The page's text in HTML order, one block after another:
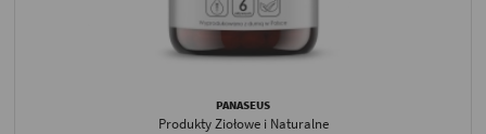
PANASEUS
Produkty Ziołowe i Naturalne